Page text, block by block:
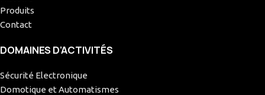
Produits
Contact
DOMAINES D’ACTIVITÉS
Sécurité Electronique
Domotique et Automatismes